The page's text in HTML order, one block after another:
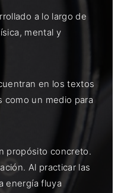
a lo largo de
mental y
en los textos
como un medio para
propósito concreto.
Al practicar las
energía fluya